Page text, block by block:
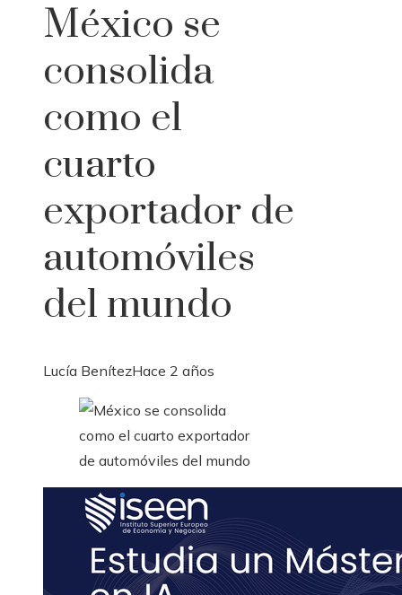
México se
consolida
como el
cuarto
exportador de
automóviles
del mundo
Lucía BenítezHace 2 años